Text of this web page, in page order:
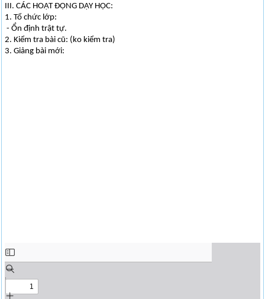
III. CÁC HOẠT ĐỘNG DẠY HỌC:
1. Tổ chức lớp:
- Ổn định trật tự.
2. Kiểm tra bài cũ: (ko kiểm tra)
3. Giảng bài mới: